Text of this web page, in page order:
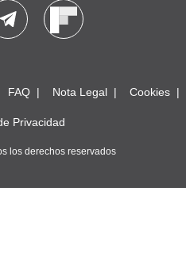
FAQ Nota Legal Cookies
Privacidad
los derechos reservados